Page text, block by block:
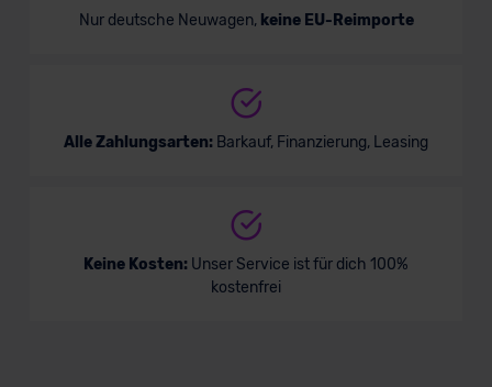
Nur deutsche Neuwagen, keine EU-Reimporte
Alle Zahlungsarten: Barkauf, Finanzierung, Leasing
Keine Kosten: Unser Service ist für dich 100%
kostenfrei